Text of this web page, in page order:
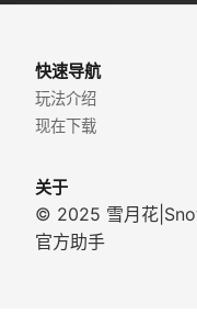
快速导航
玩法介绍
现在下载
关于
© 2025 雪月花
官方助手